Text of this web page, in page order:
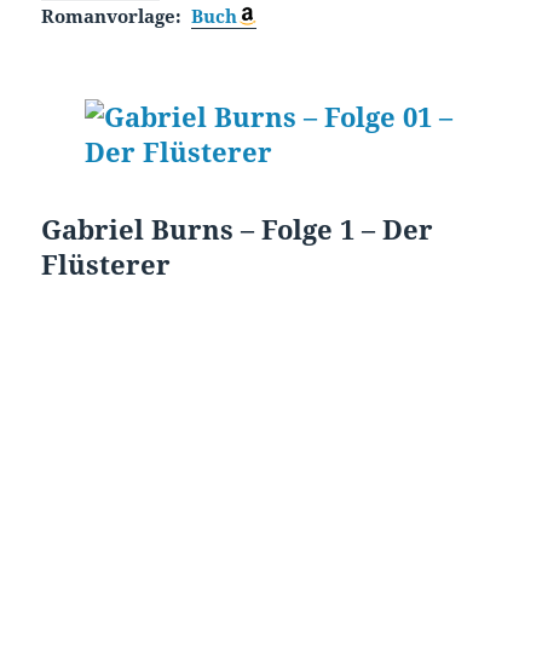
Romanvorlage: Buch
Gabriel Burns – Folge 1 – Der
Flüsterer